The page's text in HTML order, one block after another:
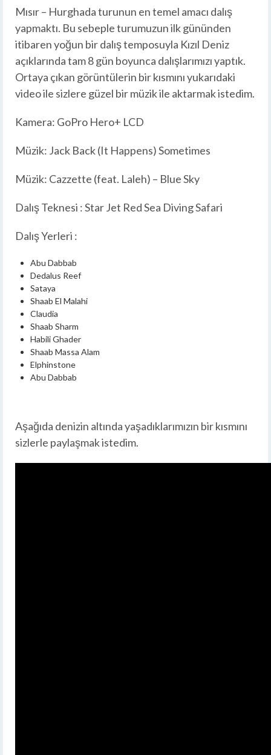
Mısır – Hurghada turunun en temel amacı dalış
yapmaktı. Bu sebeple turumuzun ilk gününden
itibaren yoğun bir dalış temposuyla Kızıl Deniz
açıklarında tam 8 gün boyunca dalışlarımızı yaptık.
Ortaya çıkan görüntülerin bir kısmını yukarıdaki
video ile sizlere güzel bir müzik ile aktarmak istedim.
Kamera: GoPro Hero+ LCD
Müzik: Jack Back (It Happens) Sometimes
Müzik: Cazzette (feat. Laleh) – Blue Sky
Dalış Teknesi : Star Jet Red Sea Diving Safari
Dalış Yerleri :
Abu Dabbab
Dedalus Reef
Sataya
Shaab El Malahi
Claudia
Shaab Sharm
Habili Ghader
Shaab Massa Alam
Elphinstone
Abu Dabbab
Aşağıda denizin altında yaşadıklarımızın bir kısmını
sizlerle paylaşmak istedim.